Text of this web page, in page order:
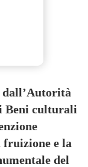
dall’Autorità
Beni culturali
e la
del